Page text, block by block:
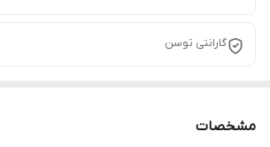
گارانتی توسن
مشخصات